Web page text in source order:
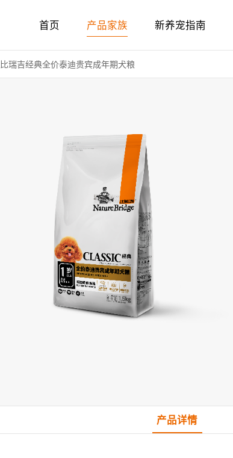
首页 产品家族 新养宠指南
比瑞吉经典全价泰迪贵宾成年期犬粮
产品详情